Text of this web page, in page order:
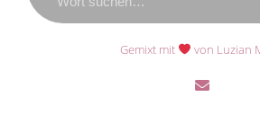
Gemixt mit von Luzian